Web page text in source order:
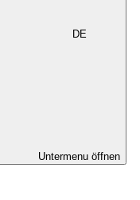
DE
Untermenu öffnen